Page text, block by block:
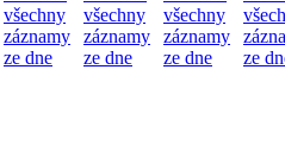
všechny
záznamy
ze dne
všechny
záznamy
ze dne
všechny
záznamy
ze dne
ze